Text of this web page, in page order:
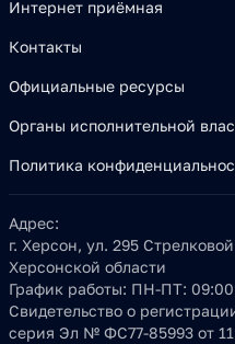
Интернет приёмная
Контакты
Официальные ресурсы
Органы исполнительной
Политика
Адрес:
г. Херсон, ул. 295
Херсонской области
График работы: ПН-ПТ: 09:00
Свидетельство о
серия Эл № ФС77-85993 от 11